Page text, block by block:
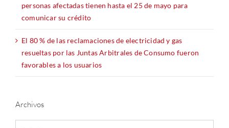
personas afectadas tienen hasta el 25 de mayo para
comunicar su crédito
El 80 % de las reclamaciones de electricidad y gas
resueltas por las Juntas Arbitrales de Consumo fueron
favorables a los usuarios
Archivos